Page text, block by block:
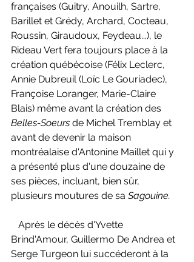
françaises (Guitry, Anouilh, Sartre,
Barillet et Grédy, Archard, Cocteau,
Roussin, Giraudoux, Feydeau...), le
Rideau Vert fera toujours place à la
création québécoise (Félix Leclerc,
Annie Dubreuil (Loïc Le Gouriadec),
Françoise Loranger, Marie-Claire
Blais) même avant la création des
Belles-Soeurs de Michel Tremblay et
avant de devenir la maison
montréalaise d'Antonine Maillet qui y
a présenté plus d'une douzaine de
ses pièces, incluant, bien sûr,
plusieurs moutures de sa Sagouine.
Brind'Amour, Guillermo De Andrea et
Serge Turgeon lui succéderont à la